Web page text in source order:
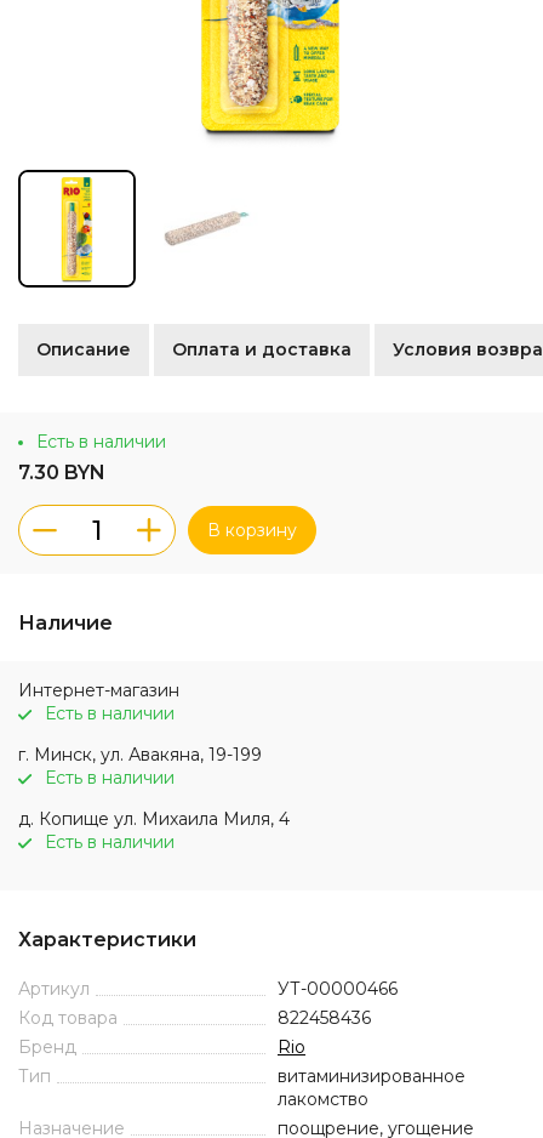
Описание Оплата и доставка Условия
Есть в наличии
7.30 BYN
В корзину
Наличие
Интернет-магазин
Есть в наличии
г. Минск, ул. Авакяна, 19-199
Есть в наличии
д. Копище ул. Михаила Миля, 4
Есть в наличии
Характеристики
Артикул
УТ-00000466
Код товара
822458436
Бренд
Rio
Тип
витаминизированное
лакомство
Назначение
поощрение, угощение